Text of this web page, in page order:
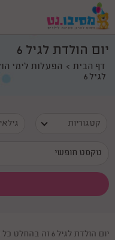
יום הולדת לגיל 6
דף הבית הפעלות לימי
לגיל 6
קטגוריות
יום הולדת לגיל 6